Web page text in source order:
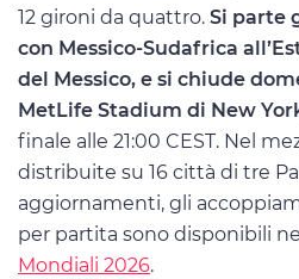
12 gironi da quattro. Si parte
con Messico-Sudafrica
del Messico, e si chiude
MetLife Stadium di New
finale alle 21:00 CEST. Nel
distribuite su 16 città di tre
aggiornamenti, gli
per partita sono disponibili
Mondiali 2026.